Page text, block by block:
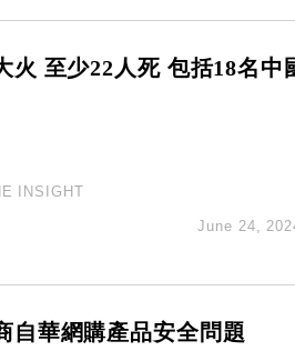
火 至少22人死 包括18名中
INSIGHT
June 24,
自華網購產品安全問題